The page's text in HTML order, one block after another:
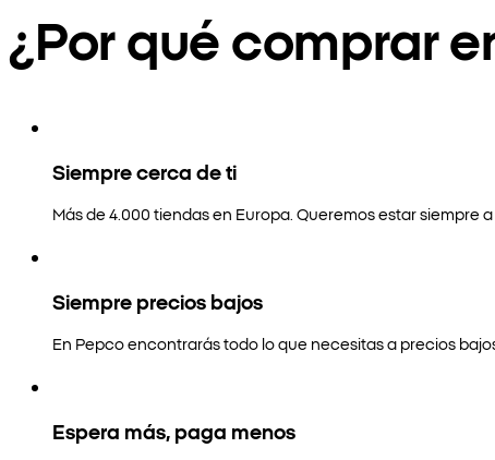
¿Por qué comprar
Siempre cerca de ti
Más de 4.000 tiendas en Europa. Queremos estar siempre
Siempre precios bajos
En Pepco encontrarás todo lo que necesitas a precios
Espera más, paga menos